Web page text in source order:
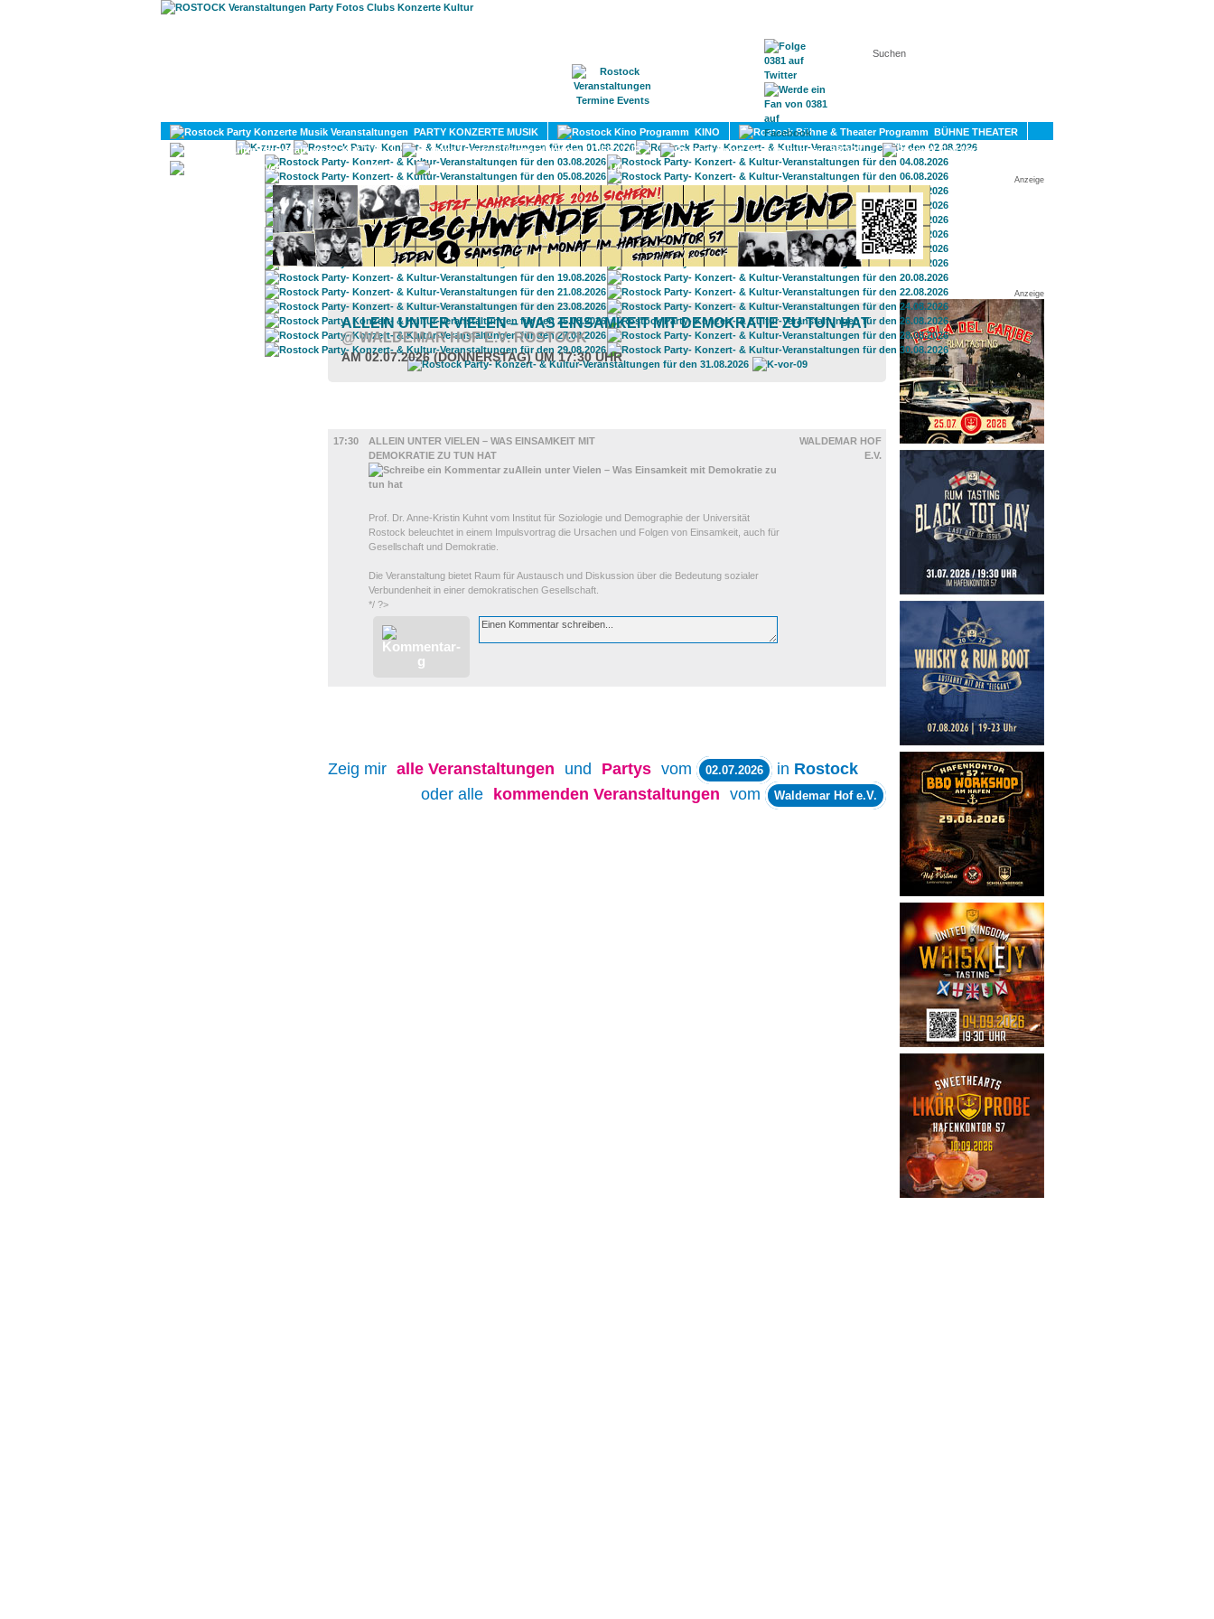
KONTAKT
PARTY KONZERTE MUSIK KINO
BÜHNE THEATER
KULTUR
LITERATUR SPORT
DIVERSES
UMLAND
Anzeige
Anzeige
ALLEIN UNTER VIELEN – WAS EINSAMKEIT MIT DEMOKRATIE ZU TUN HAT
@ WALDEMAR HOF E.V. ROSTOCK
AM 02.07.2026 (DONNERSTAG) UM 17:30 UHR
17:30
ALLEIN UNTER VIELEN – WAS EINSAMKEIT MIT
DEMOKRATIE ZU TUN HAT
WALDEMAR HOF
E.V.
Prof. Dr. Anne-Kristin Kuhnt vom Institut für Soziologie und Demographie der Universität
Rostock beleuchtet in einem Impulsvortrag die Ursachen und Folgen von Einsamkeit, auch für
Gesellschaft und Demokratie.
Die Veranstaltung bietet Raum für Austausch und Diskussion über die Bedeutung sozialer
Verbundenheit in einer demokratischen Gesellschaft.
*/ ?>
Zeig mir alle Veranstaltungen und Partys vom 02.07.2026 in Rostock
oder alle
kommenden Veranstaltungen vom Waldemar Hof e.V.